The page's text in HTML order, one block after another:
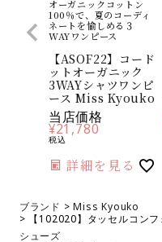
オーガニックコットン
100％で、夏のコーディ
ネートを愉しめる３
WAYワンピース
【ASOF22】コード
ットオーガニック
3WAYシャツワンピ
ース Miss Kyouko
当店価格
¥21,780
税込
詳細を見る
ブランド
Miss Kyouko
【102020】タッセルコン
シューズ